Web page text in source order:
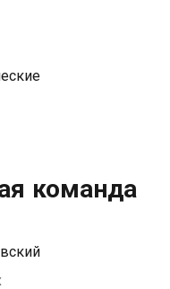
расти
совершенно
И пока его
В Советском
наследие Ленина, и
происходит случайная
и Алексея
то влюбленных в
команда